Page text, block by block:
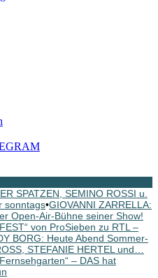
SPATZEN, SEMINO ROSSI u.
sonntags•GIOVANNI ZARRELLA:
Open-Air-Bühne seiner Show!
von ProSieben zu RTL –
BORG: Heute Abend Sommer-
STEFANIE HERTEL und…
– DAS hat